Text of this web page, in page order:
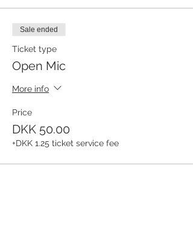
Sale ended
Ticket type
Open Mic
More info
Price
DKK 50.00
+DKK 1.25 ticket service fee